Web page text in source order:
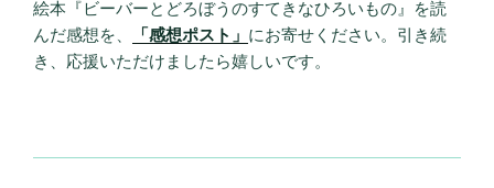
絵本『ビーバーとどろぼうのすてきなひろいもの』を読
んだ感想を、
「感想ポスト」 にお寄せください。引き続
き、応援いただけましたら嬉しいです。